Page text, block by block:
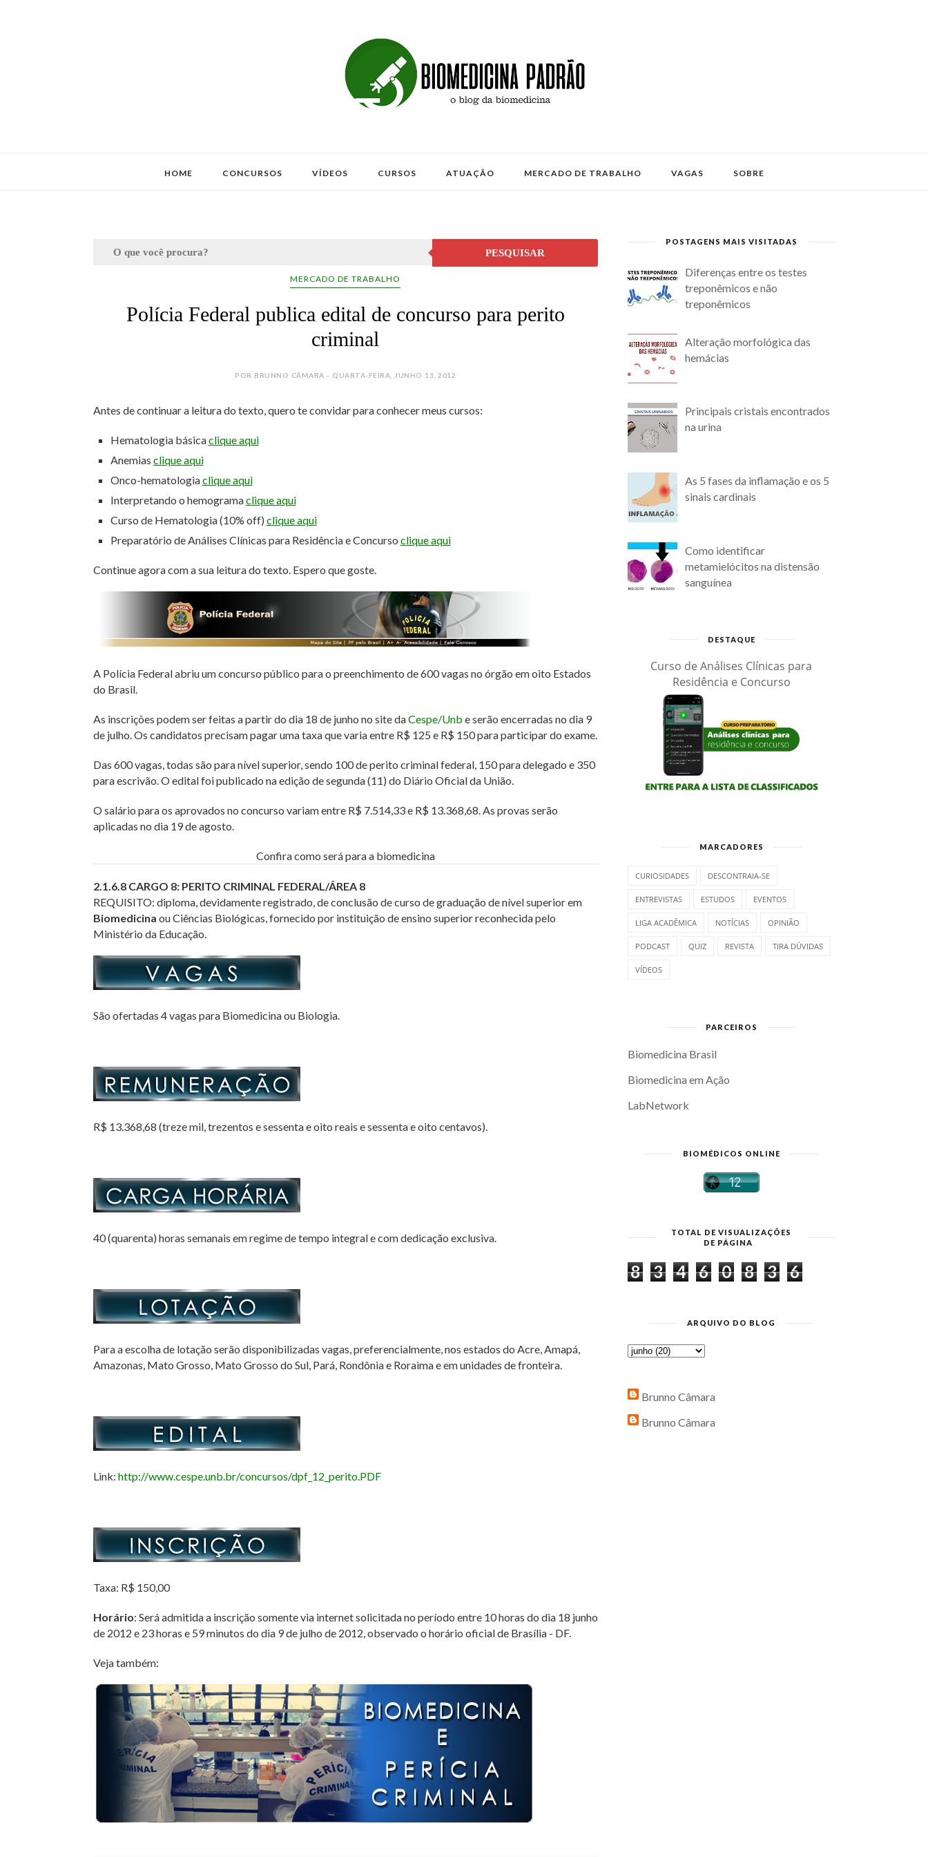
HOME CONCURSOS VÍDEOS CURSOS ATUAÇÃO MERCADO DE TRABALHO VAGAS SOBRE
PESQUISAR
MERCADO DE TRABALHO
Polícia Federal publica edital de concurso para perito
criminal
POR BRUNNO CÂMARA - QUARTA-FEIRA, JUNHO 13, 2012
Antes de continuar a leitura do texto, quero te convidar para conhecer meus cursos:
Hematologia básicaclique aqui
Anemias clique aqui
Onco-hematologiaclique aqui
Interpretando o hemogramaclique aqui
Curso de Hematologia (10% off) clique aqui
Preparatório de Análises Clínicas para Residência e Concurso clique aqui
Continue agora com a sua leitura do texto. Espero que goste.
A Polícia Federal abriu um concurso público para o preenchimento de 600 vagas no órgão em oito Estados
do Brasil.
As inscrições podem ser feitas a partir do dia 18 de junho no site daCespe/Unb e serão encerradas no dia 9
de julho. Os candidatos precisam pagar uma taxa que varia entre R$ 125 e R$ 150 para participar do exame.
Das 600 vagas, todas são para nível superior, sendo 100 de perito criminal federal, 150 para delegado e 350
para escrivão. O edital foi publicado na edição de segunda (11) do Diário Oficial da União.
O salário para os aprovados no concurso variam entre R$ 7.514,33 e R$ 13.368,68. As provas serão
aplicadas no dia 19 de agosto.
Confira como será para a biomedicina
2.1.6.8 CARGO 8: PERITO CRIMINAL FEDERAL/ÁREA 8
REQUISITO: diploma, devidamente registrado, de conclusão de curso de graduação de nível superior em
Biomedicina ou Ciências Biológicas, fornecido por instituição de ensino superior reconhecida pelo
Ministério da Educação.
São ofertadas 4 vagas para Biomedicina ou Biologia.
R$ 13.368,68 (treze mil, trezentos e sessenta e oito reais e sessenta e oito centavos).
40 (quarenta) horas semanais em regime de tempo integral e com dedicação exclusiva.
Para a escolha de lotação serão disponibilizadas vagas, preferencialmente, nos estados do Acre, Amapá,
Amazonas, Mato Grosso, Mato Grosso do Sul, Pará, Rondônia e Roraima e em unidades de fronteira.
Link: http://www.cespe.unb.br/concursos/dpf_12_perito.PDF
Taxa: R$ 150,00
Horário: Será admitida a inscrição somente via internet solicitada no período entre 10 horas do dia 18 junho
de 2012 e 23 horas e 59 minutos do dia 9 de julho de 2012, observado o horário oficial de Brasília - DF.
Veja também:
POSTAGENS MAIS VISITADAS
Diferenças entre os testes
treponêmicos e não
treponêmicos
Alteração morfológica das
hemácias
Principais cristais encontrados
na urina
As 5 fases da inflamação e os 5
sinais cardinais
Como identificar
metamielócitos na distensão
sanguínea
DESTAQUE
Curso de Análises Clínicas para
Residência e Concurso
MARCADORES
CURIOSIDADES DESCONTRAIA-SE
ENTREVISTAS ESTUDOS EVENTOS
LIGA ACADÊMICA NOTÍCIAS OPINIÃO
PODCAST QUIZ REVISTA TIRA DÚVIDAS
VÍDEOS
PARCEIROS
Biomedicina Brasil
Biomedicina em Ação
LabNetwork
BIOMÉDICOS ONLINE
TOTAL DE VISUALIZAÇÕES
DE PÁGINA
8 3 4 6 0 8 3 6
ARQUIVO DO BLOG
Brunno Câmara
Brunno Câmara